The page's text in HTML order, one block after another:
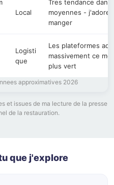
approximatives 2026
Local
Tres tendance dans
moyennes - j'adore
manger
Logisti
que
Les plateformes
massivement ce
plus vert
et issues de ma lecture de la presse
de la restauration.
que j'explore